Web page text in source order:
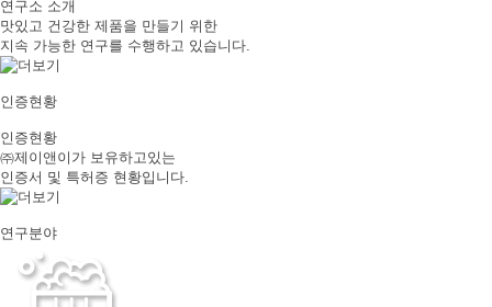
연구소 소개
맛있고 건강한 제품을 만들기 위한
지속 가능한 연구를 수행하고 있습니다.
인증현황
인증현황
㈜제이앤이가 보유하고있는
인증서 및 특허증 현황입니다.
연구분야